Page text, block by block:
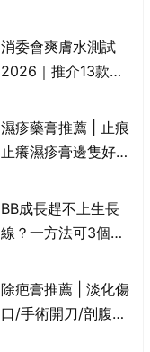
款含致癌物 9款總評
達5星滿分名單 屈臣
消委會爽膚水測試
2026｜推介13款總
Cetaphil、The
Ordinary、
濕疹藥膏推薦 | 止痕
止癢濕疹膏邊隻好？
膏/濕疹膏 嬰兒BB濕
疹皮膚適用！紓緩防
一覽)
BB成長趕不上生長
線？一方法可3個月
懂得把握1歲起「長
高黃金期」
除疤膏推薦 | 淡化傷
口/手術開刀/剖腹生